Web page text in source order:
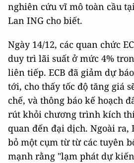
nghiên cứu vĩ mô toàn cầu
Lan ING cho biết.
Ngày 14/12, các quan chức
duy trì lãi suất ở mức 4%
liên tiếp. ECB đã giảm dự
tới, cho thấy tốc độ tăng giá
chế, và thông báo kế hoạch
rút khỏi chương trình kích
quan đến đại dịch. Ngoài ra,
bỏ một cụm từ từ các tuyên
mạnh rằng "lạm phát dự